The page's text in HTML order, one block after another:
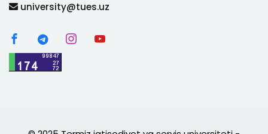
university@tues.uz